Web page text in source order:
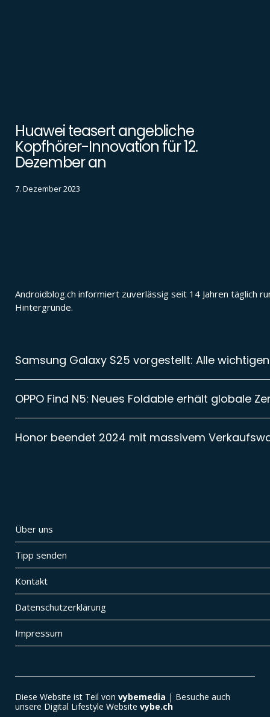
Huawei teasert angebliche
Kopfhörer-Innovation für 12.
Dezember an
7. Dezember 2023
Androidblog.ch informiert zuverlässig seit 14 Jahren täglich
Hintergründe.
Samsung Galaxy S25 vorgestellt: Alle
OPPO Find N5: Neues Foldable erhält globale
Honor beendet 2024 mit massivem
Über uns
Tipp senden
Kontakt
Datenschutzerklärung
Impressum
Diese Website ist Teil von vybemedia | Besuche auch
unsere Digital Lifestyle Website vybe.ch